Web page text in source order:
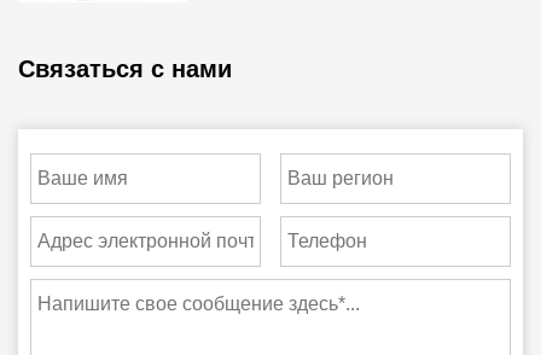
Связаться с нами